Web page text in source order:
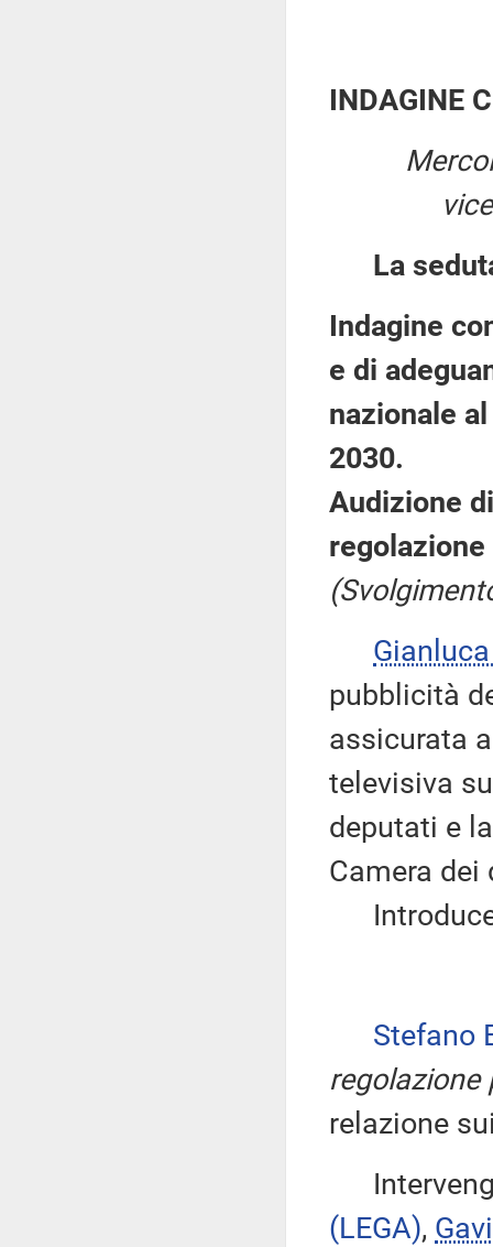
INDAGINE
La
Indagine
e di
nazionale
2030.
Audizione
pubblicità
assicurata
televisiva
deputati e
Camera dei
Stefano
regolazione
relazione
(LEGA),